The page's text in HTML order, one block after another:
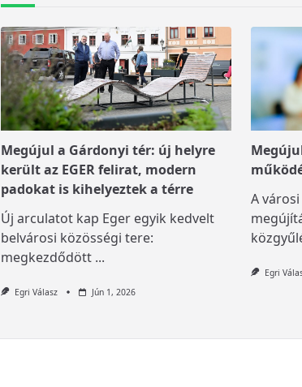
Megújul a Gárdonyi tér: új helyre
került az EGER felirat, modern
padokat is kihelyeztek a térre
Új arculatot kap Eger egyik kedvelt
belvárosi közösségi tere:
megkezdődött ...
Egri Válasz Jún 1, 2026
A
Egri